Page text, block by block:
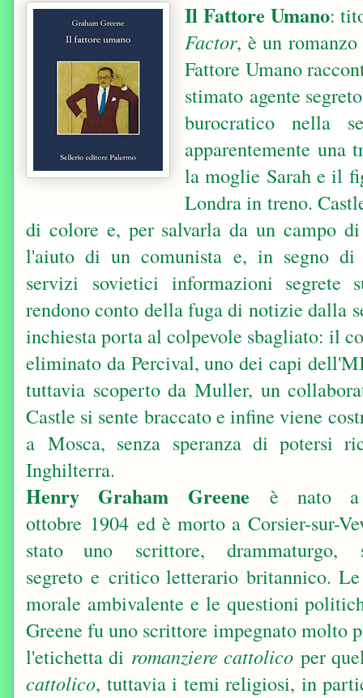
Il Fattore Umano:
Factor, è un
Fattore Umano
stimato agente segreto
burocratico nella
apparentemente
la moglie Sarah e il
Londra in treno.
di colore e, per salvarla da un campo
l'aiuto di un comunista e, in segno
servizi sovietici informazioni segrete
rendono conto della fuga di notizie dalla
inchiesta porta al colpevole sbagliato: il
eliminato da Percival, uno dei capi
tuttavia scoperto da Muller, un
Castle si sente braccato e infine viene
aMosca, senza speranza di potersi
Inghilterra.
Henry Graham Greeneè nato a
ottobre 1904 ed è morto a Corsier-sur-
stato uno scrittore, drammaturgo,
segreto e critico letterario britannico. Le
morale ambivalente e le questioni
Greene fu uno scrittore impegnato molto
l'etichetta di romanziere cattolico per
cattolico, tuttavia i temi religiosi, in